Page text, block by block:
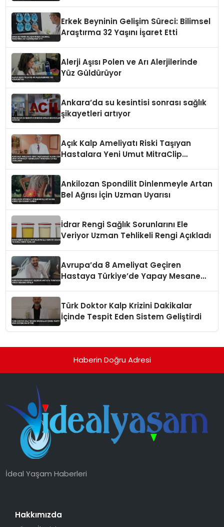
Erkek Beyninin Gelişim Süreci: Bilimsel
Araştırma 32 Yaşını İşaret Etti
Alerji Aşısı Polen ve Arı Alerjilerinde
Yüz Güldürüyor
Ankara’da su kesintisi sonrası sağlık
şikayetleri artıyor
Açık Kalp Ameliyatı Riski Taşıyan
Hastalara Yeni Umut MitraClip
Ankilozan Spondilit Dinlenmeyle Artan
Bel Ağrısı İçin Uzman Uyarısı
İdrar Rengi Sağlık Sorunlarını Ele
Veriyor Uzman Tehlikeli Rengi Açıkladı
Avrupa’da 8 Ameliyat Geçiren
Hastaya Türkiye’de Yapay Mesane
Türk Doktor Kalp Krizini Dakikalar
İçinde Tespit Eden Sistem Geliştirdi
Haberin Doğru Adresi
İdeal Yaşam Haberleri
Hakkımızda